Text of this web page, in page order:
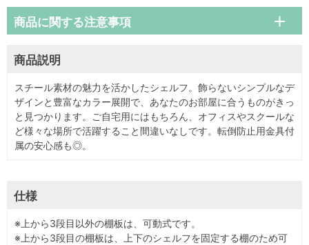
商品説明
スチール素材の魅力を活かしたシェルフ。飾らないシンプルなデ
ザインと豊富なカラー展開で、あなたのお部屋に合うものがきっ
と見つかります。ご自宅用にはもちろん、オフィスやスクールな
ど様々な場所で活躍すること間違いなしです。転倒防止用金具付
属の安心感も◎。
商品に関する注意事項
仕様
※上から3段目以外の棚板は、可動式です。
※上から3段目の棚板は、上下のシェルフを固定する棚のため可